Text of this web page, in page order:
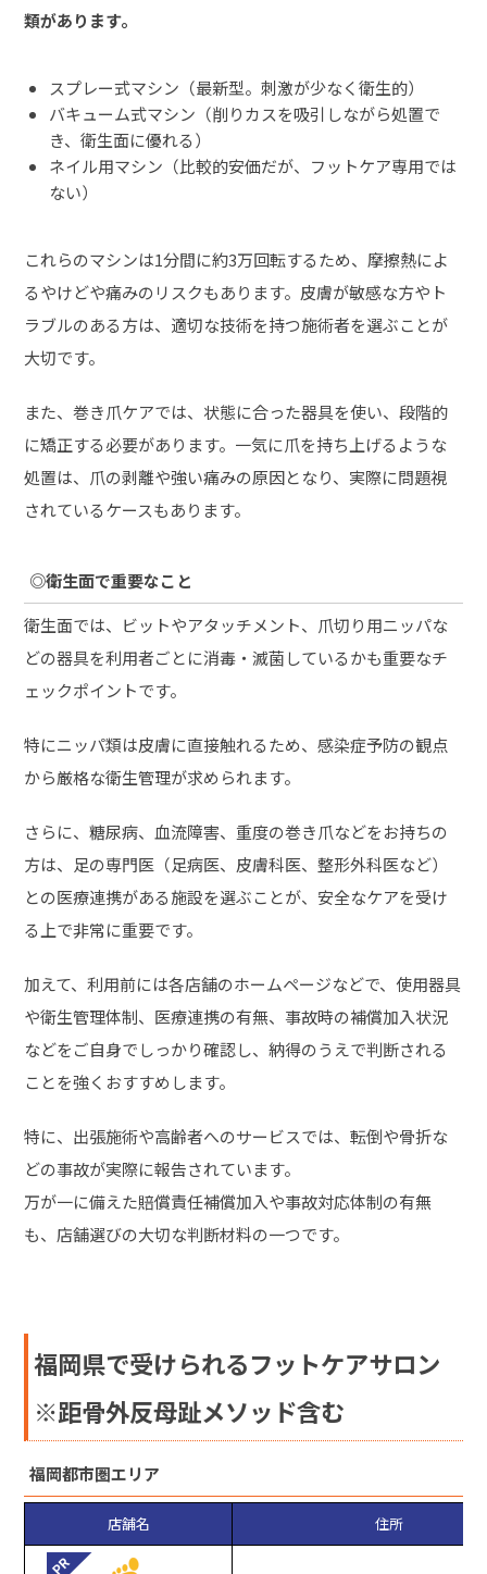
類があります。
スプレー式マシン（最新型。刺激が少なく衛生的）
バキューム式マシン（削りカスを吸引しながら処置で
き、衛生面に優れる）
ネイル用マシン（比較的安価だが、フットケア専用では
ない）
これらのマシンは1分間に約3万回転するため、摩擦熱によ
るやけどや痛みのリスクもあります。皮膚が敏感な方やト
ラブルのある方は、適切な技術を持つ施術者を選ぶことが
大切です。
また、巻き爪ケアでは、状態に合った器具を使い、段階的
に矯正する必要があります。一気に爪を持ち上げるような
処置は、爪の剥離や強い痛みの原因となり、実際に問題視
されているケースもあります。
◎衛生面で重要なこと
衛生面では、ビットやアタッチメント、爪切り用ニッパな
どの器具を利用者ごとに消毒・滅菌しているかも重要なチ
ェックポイントです。
特にニッパ類は皮膚に直接触れるため、感染症予防の観点
から厳格な衛生管理が求められます。
さらに、糖尿病、血流障害、重度の巻き爪などをお持ちの
方は、足の専門医（足病医、皮膚科医、整形外科医など）
との医療連携がある施設を選ぶことが、安全なケアを受け
る上で非常に重要です。
加えて、利用前には各店舗のホームページなどで、使用器具
や衛生管理体制、医療連携の有無、事故時の補償加入状況
などをご自身でしっかり確認し、納得のうえで判断される
ことを強くおすすめします。
特に、出張施術や高齢者へのサービスでは、転倒や骨折な
どの事故が実際に報告されています。
万が一に備えた賠償責任補償加入や事故対応体制の有無
も、店舗選びの大切な判断材料の一つです。
福岡県で受けられるフットケアサロン
※距骨外反母趾メソッド含む
福岡都市圏エリア
店舗名 住所